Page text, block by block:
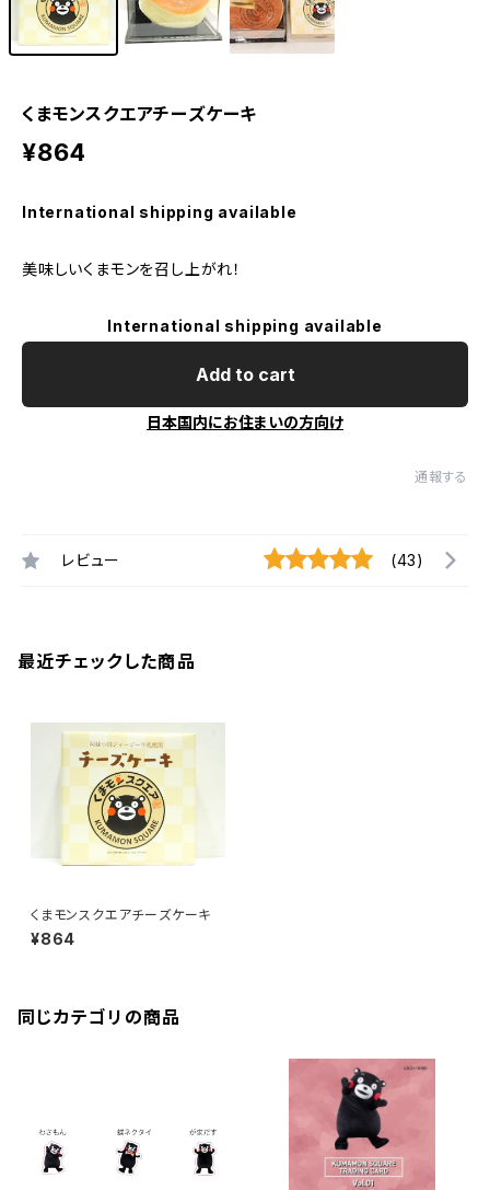
くまモンスクエアチーズケーキ
¥864
International shipping available
美味しいくまモンを召し上がれ！
International shipping available
Add to cart
日本国内にお住まいの方向け
通報する
レビュー (43)
最近チェックした商品
くまモンスクエアチーズケーキ
¥864
同じカテゴリの商品